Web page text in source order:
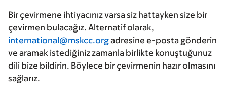
Bir çevirmene ihtiyacınız varsa siz hattayken size bir
çevirmen bulacağız. Alternatif olarak,
international@mskcc.orgadresine e-posta gönderin
ve aramak istediğiniz zamanla birlikte konuştuğunuz
dili bize bildirin. Böylece bir çevirmenin hazır olmasını
sağlarız.